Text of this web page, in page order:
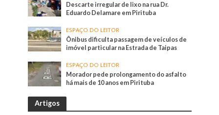
Descarte irregular de lixo na rua Dr.
Eduardo Delamare em Pirituba
ESPAÇO DO LEITOR
Ônibus dificulta passagem de veículos de
imóvel particular na Estrada de Taipas
ESPAÇO DO LEITOR
Morador pede prolongamento do asfalto
há mais de 10 anos em Pirituba
Artigos